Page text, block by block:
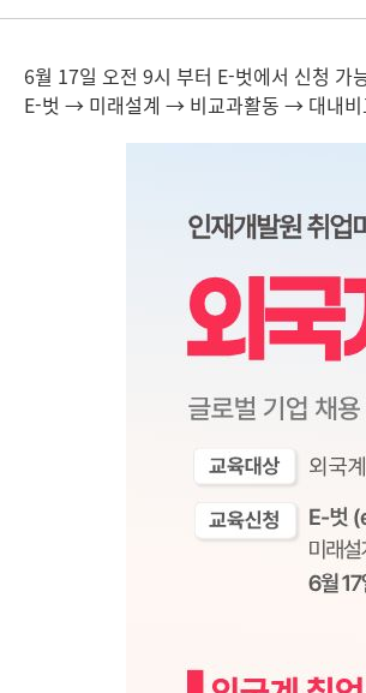
6월 17일 오전 9시 부터 E-벗에서 신청 가
E-벗 → 미래설계 → 비교과활동 → 대내